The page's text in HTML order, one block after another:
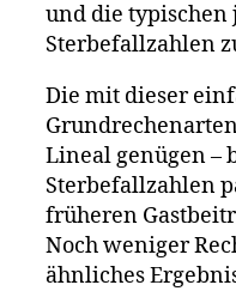
und die typischen
Sterbefallzahlen
Die mit dieser
Lineal genügen –
Sterbefallzahlen
früheren
Noch weniger
ähnliches